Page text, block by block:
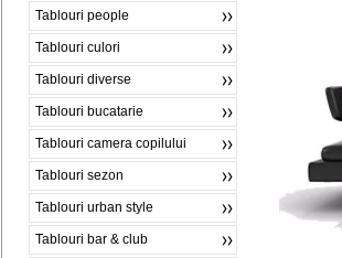
Tablouri people
Tablouri culori
Tablouri diverse
Tablouri bucatarie
Tablouri camera copilului
Tablouri sezon
Tablouri urban style
Tablouri bar & club